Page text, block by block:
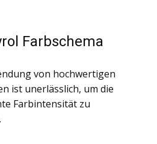
Farbschema
von hochwertigen
ist unerlässlich, um die
Farbintensität zu